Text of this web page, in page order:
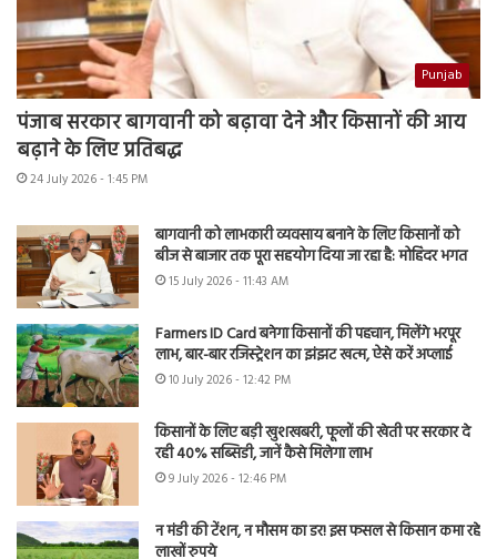
Punjab
पंजाब सरकार बागवानी को बढ़ावा देने और किसानों की आय
बढ़ाने के लिए प्रतिबद्ध
24 July 2026 - 1:45 PM
बागवानी को लाभकारी व्यवसाय बनाने के लिए किसानों को
बीज से बाजार तक पूरा सहयोग दिया जा रहा है: मोहिंदर भगत
15 July 2026 - 11:43 AM
Farmers ID Card बनेगा किसानों की पहचान, मिलेंगे भरपूर
लाभ, बार-बार रजिस्ट्रेशन का झंझट खत्म, ऐसे करें अप्लाई
10 July 2026 - 12:42 PM
किसानों के लिए बड़ी खुशखबरी, फूलों की खेती पर सरकार दे
रही 40% सब्सिडी, जानें कैसे मिलेगा लाभ
9 July 2026 - 12:46 PM
न मंडी की टेंशन, न मौसम का डर! इस फसल से किसान कमा रहे
लाखों रुपये